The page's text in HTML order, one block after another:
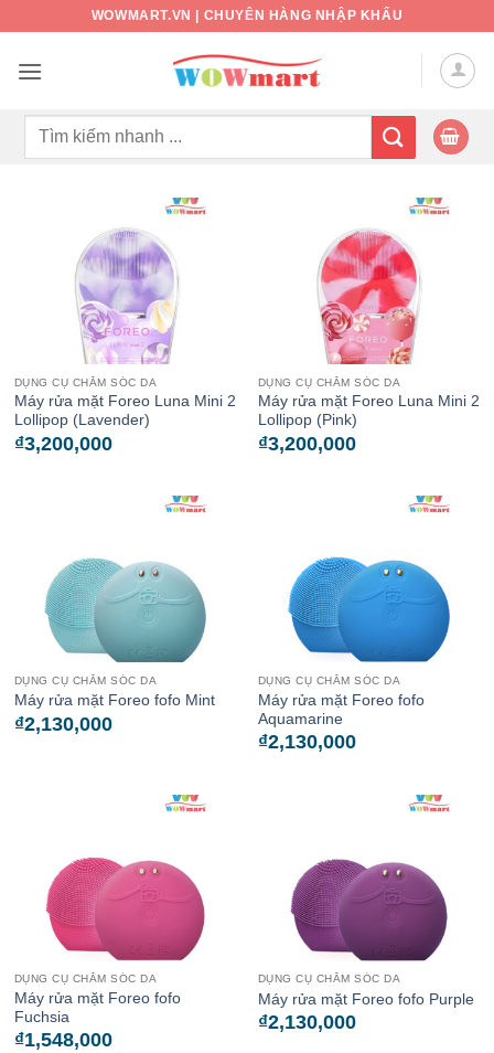
nội
WOWMART.VN | CHUYÊN HÀNG NHẬP KHẨU
Tìm
DỤNG CỤ CHĂM SÓC DA
Máy rửa mặt Foreo Luna Mini 2
Lollipop (Lavender)
₫3,200,000
DỤNG CỤ CHĂM SÓC DA
Máy rửa mặt Foreo Luna Mini 2
Lollipop (Pink)
₫3,200,000
DỤNG CỤ CHĂM SÓC DA
Máy rửa mặt Foreo fofo Mint
₫2,130,000
DỤNG CỤ CHĂM SÓC DA
Máy rửa mặt Foreo fofo
Aquamarine
₫2,130,000
DỤNG CỤ CHĂM SÓC DA
Máy rửa mặt Foreo fofo
Fuchsia
₫1,548,000
DỤNG CỤ CHĂM SÓC DA
Máy rửa mặt Foreo fofo Purple
₫2,130,000